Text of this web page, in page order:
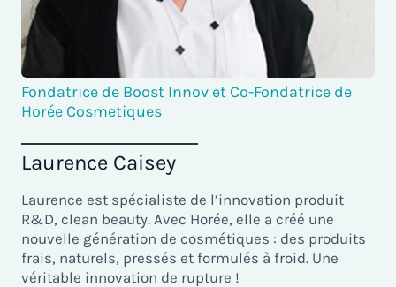
Fondatrice de Boost Innov et Co-Fondatrice de
Horée Cosmetiques
Laurence Caisey
Laurence est spécialiste de l’innovation produit
R&D, clean beauty. Avec Horée, elle a créé une
nouvelle génération de cosmétiques : des produits
frais, naturels, pressés et formulés à froid. Une
véritable innovation de rupture !